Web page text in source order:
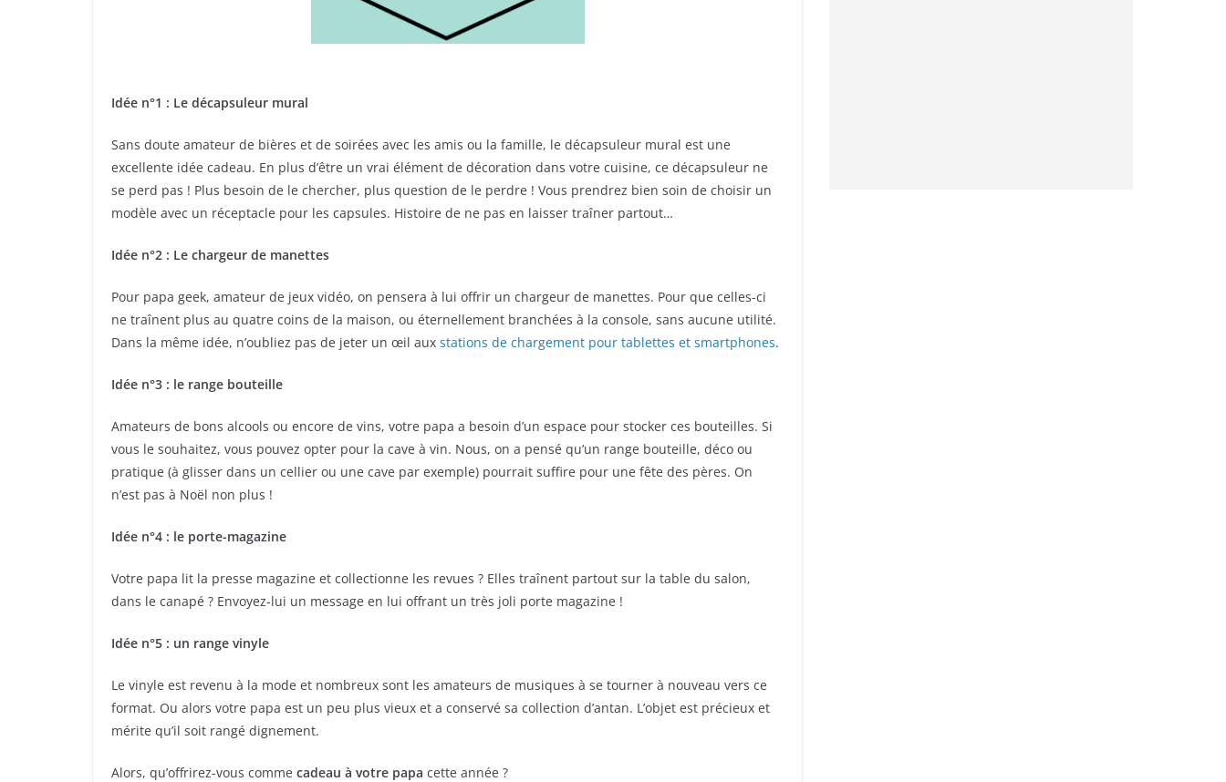
Idée n°1 : Le décapsuleur mural
Sans doute amateur de bières et de soirées avec les amis ou la famille, le décapsuleur mural est une
excellente idée cadeau. En plus d’être un vrai élément de décoration dans votre cuisine, ce décapsuleur ne
se perd pas ! Plus besoin de le chercher, plus question de le perdre ! Vous prendrez bien soin de choisir un
modèle avec un réceptacle pour les capsules. Histoire de ne pas en laisser traîner partout…
Idée n°2 : Le chargeur de manettes
Pour papa geek, amateur de jeux vidéo, on pensera à lui offrir un chargeur de manettes. Pour que celles-ci
ne traînent plus au quatre coins de la maison, ou éternellement branchées à la console, sans aucune utilité.
Dans la même idée, n’oubliez pas de jeter un œil aux stations de chargement pour tablettes et smartphones.
Idée n°3 : le range bouteille
Amateurs de bons alcools ou encore de vins, votre papa a besoin d’un espace pour stocker ces bouteilles. Si
vous le souhaitez, vous pouvez opter pour la cave à vin. Nous, on a pensé qu’un range bouteille, déco ou
pratique (à glisser dans un cellier ou une cave par exemple) pourrait suffire pour une fête des pères. On
n’est pas à Noël non plus !
Idée n°4 : le porte-magazine
Votre papa lit la presse magazine et collectionne les revues ? Elles traînent partout sur la table du salon,
dans le canapé ? Envoyez-lui un message en lui offrant un très joli porte magazine !
Idée n°5 : un range vinyle
Le vinyle est revenu à la mode et nombreux sont les amateurs de musiques à se tourner à nouveau vers ce
format. Ou alors votre papa est un peu plus vieux et a conservé sa collection d’antan. L’objet est précieux et
mérite qu’il soit rangé dignement.
Alors, qu’offrirez-vous comme cadeau à votre papa cette année ?